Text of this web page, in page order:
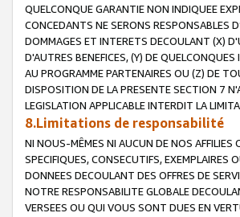
QUELCONQUE GARANTIE NON INDIQUEE
CONCEDANTS NE SERONS RESPONSABLES
DOMMAGES ET INTERETS DECOULANT (X)
D'AUTRES BENEFICES, (Y) DE
AU PROGRAMME PARTENAIRES OU (Z) DE
DISPOSITION DE LA PRESENTE SECTION 7
LEGISLATION APPLICABLE INTERDIT LA
8.Limitations de responsabilité
NI NOUS-MÊMES NI AUCUN DE NOS AFFILIES
SPECIFIQUES, CONSECUTIFS, EXEMPLAIRES
DONNEES DECOULANT DES OFFRES DE
NOTRE RESPONSABILITE GLOBALE
VERSEES OU QUI VOUS SONT DUES EN